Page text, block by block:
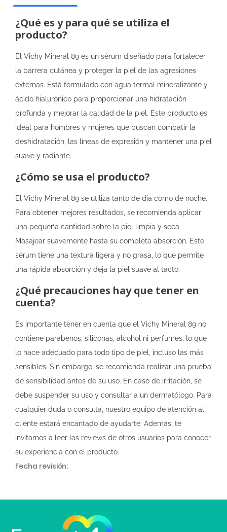
¿Qué es y para qué se utiliza el
producto?
El Vichy Mineral 89 es un sérum diseñado para fortalecer
la barrera cutánea y proteger la piel de las agresiones
externas. Está formulado con agua termal mineralizante y
ácido hialurónico para proporcionar una hidratación
profunda y mejorar la calidad de la piel. Este producto es
ideal para hombres y mujeres que buscan combatir la
deshidratación, las líneas de expresión y mantener una piel
suave y radiante.
¿Cómo se usa el producto?
El Vichy Mineral 89 se utiliza tanto de día como de noche.
Para obtener mejores resultados, se recomienda aplicar
una pequeña cantidad sobre la piel limpia y seca.
Masajear suavemente hasta su completa absorción. Este
sérum tiene una textura ligera y no grasa, lo que permite
una rápida absorción y deja la piel suave al tacto.
¿Qué precauciones hay que tener en
cuenta?
Es importante tener en cuenta que el Vichy Mineral 89 no
contiene parabenos, siliconas, alcohol ni perfumes, lo que
lo hace adecuado para todo tipo de piel, incluso las más
sensibles. Sin embargo, se recomienda realizar una prueba
de sensibilidad antes de su uso. En caso de irritación, se
debe suspender su uso y consultar a un dermatólogo. Para
cualquier duda o consulta, nuestro equipo de atención al
cliente estará encantado de ayudarte. Además, te
invitamos a leer las reviews de otros usuarios para conocer
su experiencia con el producto.
Fecha revisión: